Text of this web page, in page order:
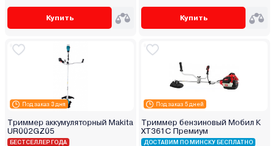
Купить Купить
Под заказ 3 дня
Триммер аккумуляторный Makita
UR002GZ05
БЕСТСЕЛЛЕР ГОДА
Под заказ 5 дней
Триммер бензиновый Мобил К
XT361C Премиум
ДОСТАВИМ ПО МИНСКУ БЕСПЛАТНО